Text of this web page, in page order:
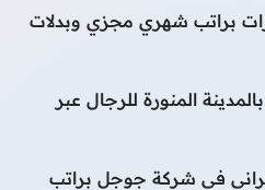
براتب شهري مجزي وبدلات
المنورة للرجال عبر
في شركة جوجل براتب